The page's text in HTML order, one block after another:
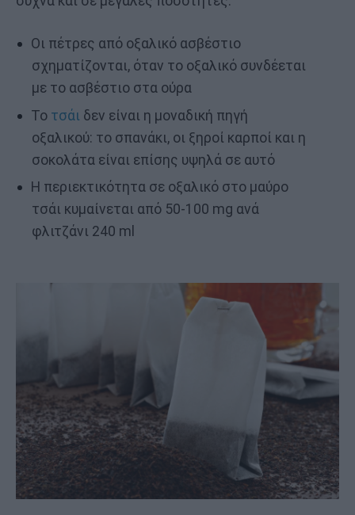
Οι πέτρες από οξαλικό ασβέστιο
σχηματίζονται, όταν το οξαλικό συνδέεται
με το ασβέστιο στα ούρα
Το τσάι δεν είναι η μοναδική πηγή
οξαλικού: το σπανάκι, οι ξηροί καρποί και η
σοκολάτα είναι επίσης υψηλά σε αυτό
Η περιεκτικότητα σε οξαλικό στο μαύρο
τσάι κυμαίνεται από 50-100 mg ανά
φλιτζάνι 240 ml